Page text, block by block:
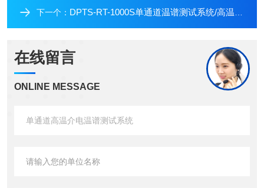
下一个： DPTS-RT-1000S单通道温谱测试系统/高温介电常数
在线留言
ONLINE MESSAGE